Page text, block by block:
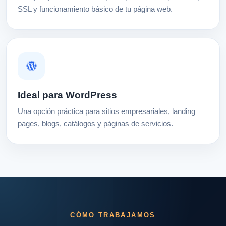
SSL y funcionamiento básico de tu página web.
Ideal para WordPress
Una opción práctica para sitios empresariales, landing
pages, blogs, catálogos y páginas de servicios.
CÓMO TRABAJAMOS